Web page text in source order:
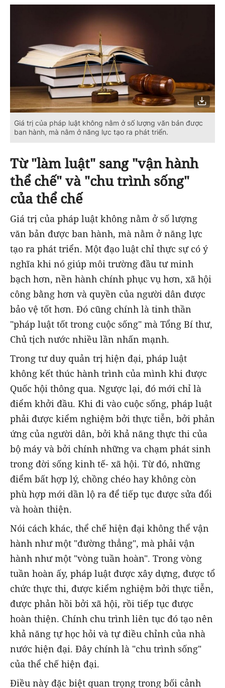
Giá trị của pháp luật không nằm ở số lượng văn bản được
ban hành, mà nằm ở năng lực tạo ra phát triển.
Từ "làm luật" sang "vận hành
thể chế" và "chu trình sống"
của thể chế
Giá trị của pháp luật không nằm ở số lượng
văn bản được ban hành, mà nằm ở năng lực
tạo ra phát triển. Một đạo luật chỉ thực sự có ý
nghĩa khi nó giúp môi trường đầu tư minh
bạch hơn, nền hành chính phục vụ hơn, xã hội
công bằng hơn và quyền của người dân được
bảo vệ tốt hơn. Đó cũng chính là tinh thần
"pháp luật tốt trong cuộc sống" mà Tổng Bí thư,
Chủ tịch nước nhiều lần nhấn mạnh.
Trong tư duy quản trị hiện đại, pháp luật
không kết thúc hành trình của mình khi được
Quốc hội thông qua. Ngược lại, đó mới chỉ là
điểm khởi đầu. Khi đi vào cuộc sống, pháp luật
phải được kiểm nghiệm bởi thực tiễn, bởi phản
ứng của người dân, bởi khả năng thực thi của
bộ máy và bởi chính những va chạm phát sinh
trong đời sống kinh tế- xã hội. Từ đó, những
điểm bất hợp lý, chồng chéo hay không còn
phù hợp mới dần lộ ra để tiếp tục được sửa đổi
và hoàn thiện.
Nói cách khác, thể chế hiện đại không thể vận
hành như một "đường thẳng", mà phải vận
hành như một "vòng tuần hoàn". Trong vòng
tuần hoàn ấy, pháp luật được xây dựng, được tổ
chức thực thi, được kiểm nghiệm bởi thực tiễn,
được phản hồi bởi xã hội, rồi tiếp tục được
hoàn thiện. Chính chu trình liên tục đó tạo nên
khả năng tự học hỏi và tự điều chỉnh của nhà
nước hiện đại. Đây chính là "chu trình sống"
của thể chế hiện đại.
Điều này đặc biệt quan trọng trong bối cảnh